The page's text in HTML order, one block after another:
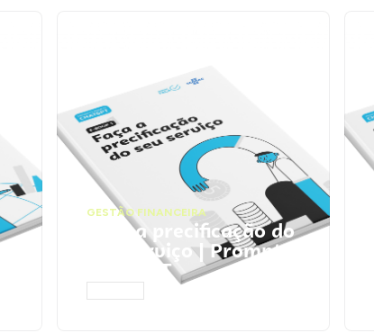
GESTÃO FINANCEIRA
Faça a precificação do
seu serviço | Prompts
ChatGPT